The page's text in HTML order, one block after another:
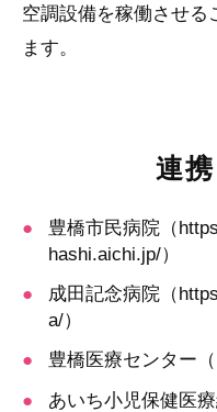
空調設備を稼働させる
ます。
連
豊橋市民病院（
hashi.aichi.jp/）
成田記念病院（
a/）
豊橋医療センター（
あいち小児保健医